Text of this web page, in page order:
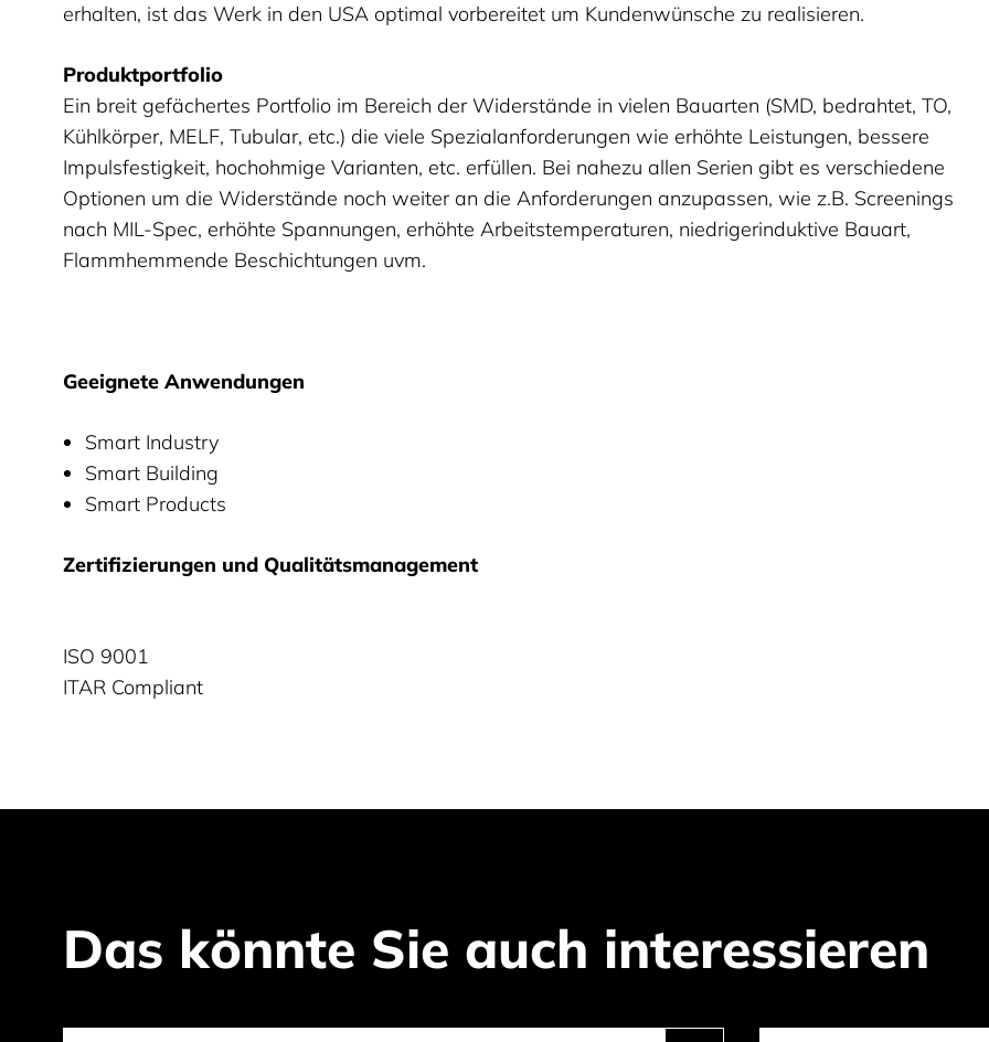
erhalten, ist das Werk in den USA optimal vorbereitet um Kundenwünsche zu realisieren.
Produktportfolio
Ein breit gefächertes Portfolio im Bereich der Widerstände in vielen Bauarten (SMD, bedrahtet, TO,
Kühlkörper, MELF, Tubular, etc.) die viele Spezialanforderungen wie erhöhte Leistungen, bessere
Impulsfestigkeit, hochohmige Varianten, etc. erfüllen. Bei nahezu allen Serien gibt es verschiedene
Optionen um die Widerstände noch weiter an die Anforderungen anzupassen, wie z.B. Screenings
nach MIL-Spec, erhöhte Spannungen, erhöhte Arbeitstemperaturen, niedrigerinduktive Bauart,
Flammhemmende Beschichtungen uvm.
Geeignete Anwendungen
Smart Industry
Smart Building
Smart Products
Zertifizierungen und Qualitätsmanagement
ISO 9001
ITAR Compliant
Das könnte Sie auch interessieren